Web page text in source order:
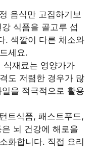
음식만 고집하기보
식품을 골고루 섭
. 색깔이 다른 채소와
세요.
식재료는 영양가가
도 저렴한 경우가 많
을 적극적으로 활용
트식품, 패스트푸드,
뇌 건강에 해로울
화합니다. 직접 요리